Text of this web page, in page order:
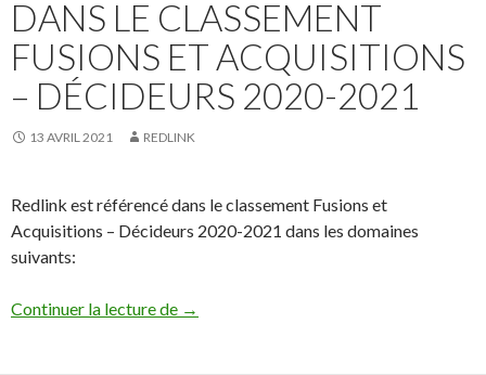
DANS LE CLASSEMENT
FUSIONS ET ACQUISITIONS
– DÉCIDEURS 2020-2021
13 AVRIL 2021 REDLINK
Redlink est référencé dans le classement Fusions et
Acquisitions – Décideurs 2020-2021 dans les domaines
suivants:
Continuer la lecture de Redlink est référencé dans le
→